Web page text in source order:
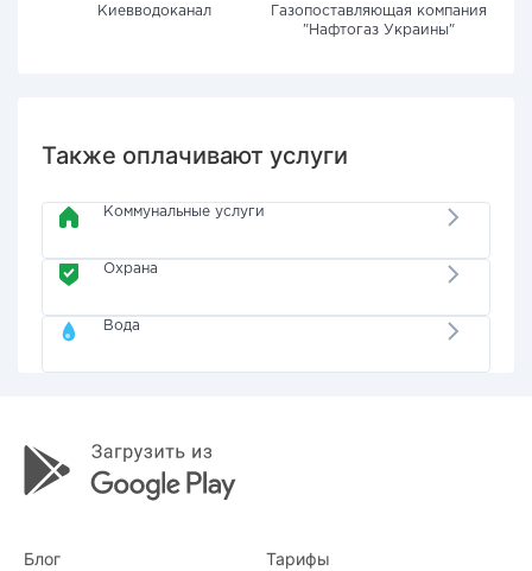
Киевводоканал
Газопоставляющая компания
"Нафтогаз Украины"
Также оплачивают услуги
Коммунальные услуги
Охрана
Вода
Блог Тарифы